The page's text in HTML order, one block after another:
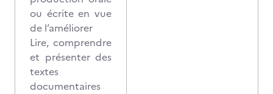
ou écrite en vue
de l’améliorer
Lire, comprendre
et présenter des
textes
documentaires